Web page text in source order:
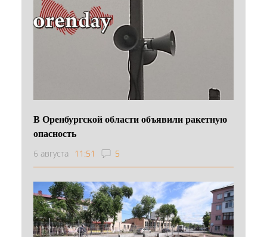
В Оренбургской области объявили ракетную
опасность
6 августа 11:51 5